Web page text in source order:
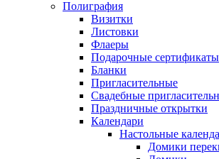
Полиграфия
Визитки
Листовки
Флаеры
Подарочные сертификаты
Бланки
Пригласительные
Свадебные
Праздничные открытки
Календари
Настольные
Домики